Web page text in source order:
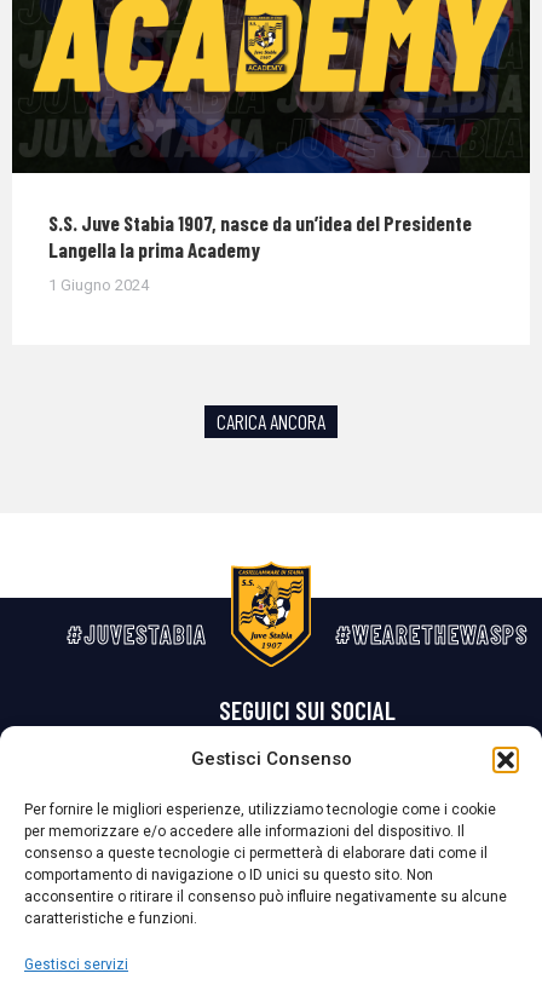
Gestisci Consenso
Per fornire le migliori esperienze, utilizziamo tecnologie come i cookie
per memorizzare e/o accedere alle informazioni del dispositivo. Il
consenso a queste tecnologie ci permetterà di elaborare dati come il
comportamento di navigazione o ID unici su questo sito. Non
acconsentire o ritirare il consenso può influire negativamente su alcune
caratteristiche e funzioni.
Gestisci servizi
S.S. Juve Stabia 1907, nasce da un’idea del Presidente
Langella la prima Academy
1 Giugno 2024
CARICA ANCORA
#JUVESTABIA #WEARETHEWASPS
SEGUICI SUI SOCIAL
La Società ha nominato il Responsabile della Protezione dei Dati Personali (DPO), figura specializzata che vigila sulle modalità adottate dalla
nostra Società per tutelare i Suoi dati personali.